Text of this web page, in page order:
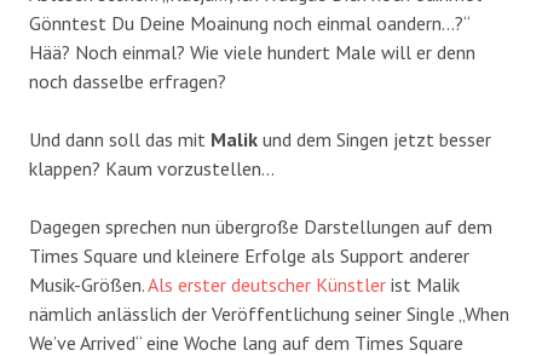
Gönntest Du Deine Moainung noch einmal oandern…?“
Hää? Noch einmal? Wie viele hundert Male will er denn
noch dasselbe erfragen?
Und dann soll das mit Malik und dem Singen jetzt besser
klappen? Kaum vorzustellen…
Dagegen sprechen nun übergroße Darstellungen auf dem
Times Square und kleinere Erfolge als Support anderer
Musik-Größen.Als erster deutscher Künstler ist Malik
nämlich anlässlich der Veröffentlichung seiner Single „When
We’ve Arrived“ eine Woche lang auf dem Times Square